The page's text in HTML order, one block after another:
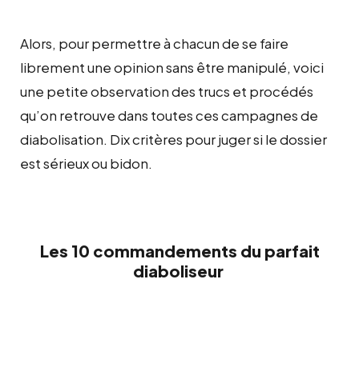
Alors, pour permettre à chacun de se faire
librement une opinion sans être manipulé, voici
une petite observation des trucs et procédés
qu’on retrouve dans toutes ces campagnes de
diabolisation. Dix critères pour juger si le dossier
est sérieux ou bidon.
Les 10 commandements du parfait
diaboliseur